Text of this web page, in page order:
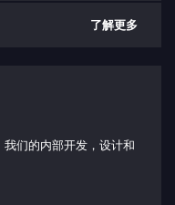
了解更多
们的内部开发，设计和